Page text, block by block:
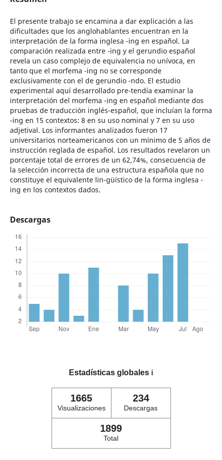
El presente trabajo se encamina a dar explicación a las
dificultades que los anglohablantes encuentran en la
interpretación de la forma inglesa -ing en español. La
comparación realizada entre -ing y el gerundio español
revela un caso complejo de equivalencia no unívoca, en
tanto que el morfema -ing no se corresponde
exclusivamente con el de gerundio -ndo. El estudio
experimental aquí desarrollado pre-tendía examinar la
interpretación del morfema -ing en español mediante dos
pruebas de traducción inglés-español, que incluían la forma
-ing en 15 contextos: 8 en su uso nominal y 7 en su uso
adjetival. Los informantes analizados fueron 17
universitarios norteamericanos con un mínimo de 5 años de
instrucción reglada de español. Los resultados revelaron un
porcentaje total de errores de un 62,74%, consecuencia de
la selección incorrecta de una estructura española que no
constituye el equivalente lin-güístico de la forma inglesa -
ing en los contextos dados.
Descargas
Estadísticas globales ℹ️
1665
Visualizaciones
234
Descargas
1899
Total